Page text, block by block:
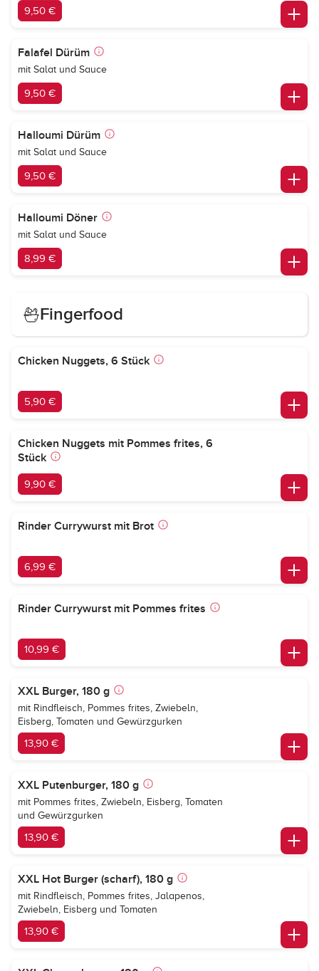
9,50 €
Falafel Dürüm
mit Salat und Sauce
9,50 €
Halloumi Dürüm
mit Salat und Sauce
9,50 €
Halloumi Döner
mit Salat und Sauce
8,99 €
Fingerfood
Chicken Nuggets, 6 Stück
5,90 €
Chicken Nuggets mit Pommes frites, 6
Stück
9,90 €
Rinder Currywurst mit Brot
6,99 €
Rinder Currywurst mit Pommes frites
10,99 €
XXL Burger, 180 g
mit Rindfleisch, Pommes frites, Zwiebeln,
Eisberg, Tomaten und Gewürzgurken
13,90 €
XXL Putenburger, 180 g
mit Pommes frites, Zwiebeln, Eisberg, Tomaten
und Gewürzgurken
13,90 €
XXL Hot Burger (scharf), 180 g
mit Rindfleisch, Pommes frites, Jalapenos,
Zwiebeln, Eisberg und Tomaten
13,90 €